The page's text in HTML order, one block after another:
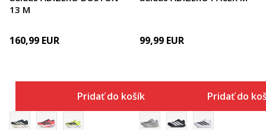
13 M
160,99 EUR
Pridať do košíka
99,99 EUR
Pridať do